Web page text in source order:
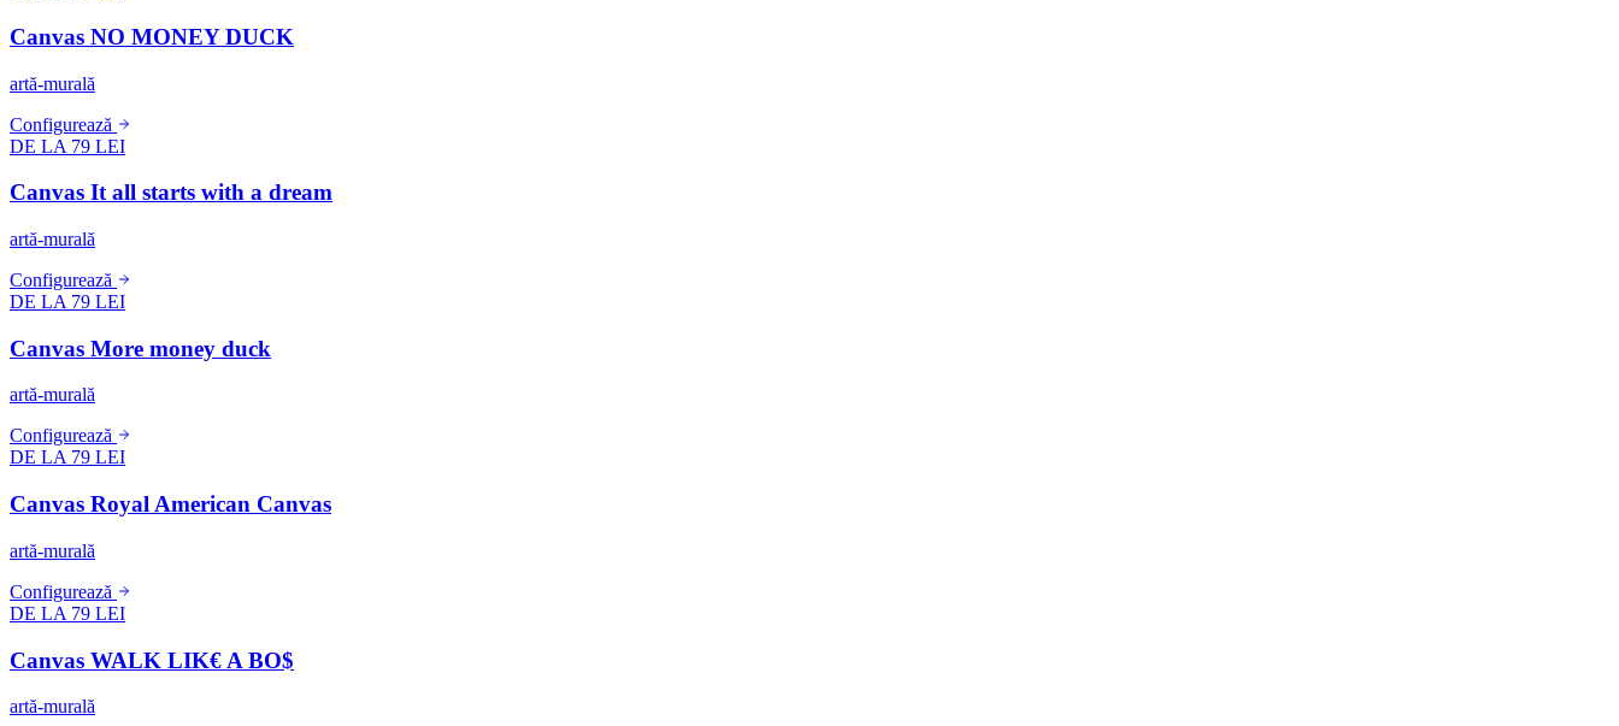
Canvas NO MONEY DUCK
artă-murală
Configurează
DE LA 79 LEI
Canvas It all starts with a dream
artă-murală
Configurează
DE LA 79 LEI
Canvas More money duck
artă-murală
Configurează
DE LA 79 LEI
Canvas Royal American Canvas
artă-murală
Configurează
DE LA 79 LEI
Canvas WALK LIK€ A BO$
artă-murală